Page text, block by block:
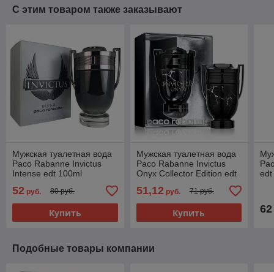
С этим товаром также заказывают
Мужская туалетная вода
Paco Rabanne Invictus
Intense edt 100ml
52 руб. 80 руб.
Купить
Мужская туалетная вода
Paco Rabanne Invictus
Onyx Collector Edition edt
51,12руб. 71 руб.
Купить
edt
62
Подобные товары компании